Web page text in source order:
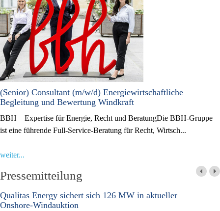
(Senior) Consultant (m/w/d) Energiewirtschaftliche
Begleitung und Bewertung Windkraft
BBH – Expertise für Energie, Recht und BeratungDie BBH-Gruppe
ist eine führende Full-Service-Beratung für Recht, Wirtsch...
weiter...
Pressemitteilung
Qualitas Energy sichert sich 126 MW in aktueller
Onshore‑Windauktion